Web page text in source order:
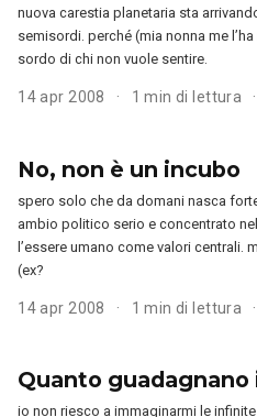
nuova carestia planetaria sta
semisordi. perché (mia nonna me
sordo di chi non vuole sentire.
14 apr 2008 1 min di lettura
No, non è un incubo
spero solo che da domani nasca
ambio politico serio e concentrato
l’essere umano come valori centrali.
(ex?
14 apr 2008 1 min di lettura
Quanto
io non riesco a immaginarmi le